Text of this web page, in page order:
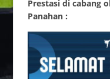
Prestasi di cabang
Panahan :